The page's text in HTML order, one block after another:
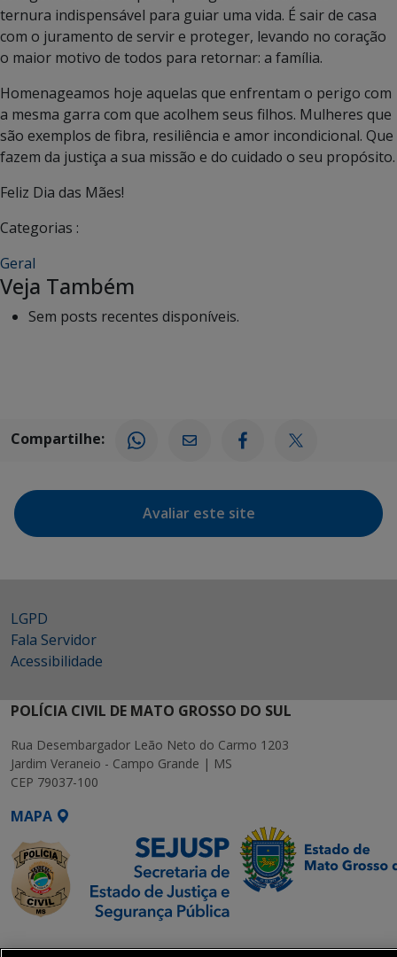
ternura indispensável para guiar uma vida. É sair de casa
com o juramento de servir e proteger, levando no coração
o maior motivo de todos para retornar: a família.
Homenageamos hoje aquelas que enfrentam o perigo com
a mesma garra com que acolhem seus filhos. Mulheres que
são exemplos de fibra, resiliência e amor incondicional. Que
fazem da justiça a sua missão e do cuidado o seu propósito.
Feliz Dia das Mães!
Categorias :
Geral
Veja Também
Sem posts recentes disponíveis.
Compartilhe:
Avaliar este site
LGPD
Fala Servidor
Acessibilidade
POLÍCIA CIVIL DE MATO GROSSO DO SUL
Rua Desembargador Leão Neto do Carmo 1203
Jardim Veraneio - Campo Grande | MS
CEP 79037-100
MAPA